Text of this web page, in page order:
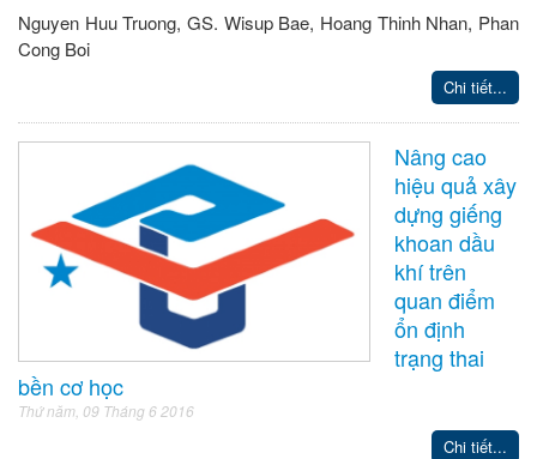
Nguyen Huu Truong, GS. Wisup Bae, Hoang Thinh Nhan, Phan
Cong Boi
Chi tiết...
Nâng cao
hiệu quả xây
dựng giếng
khoan dầu
khí trên
quan điểm
ổn định
trạng thai
bền cơ học
Thứ năm, 09 Tháng 6 2016
Chi tiết...